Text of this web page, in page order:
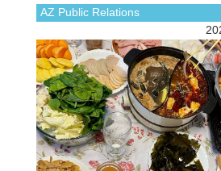
AZ Public Relations